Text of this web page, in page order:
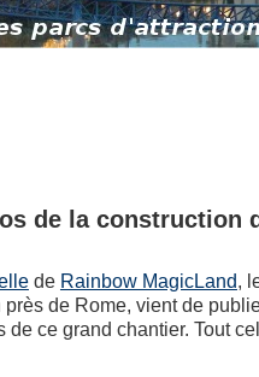
de la construction
de Rainbow MagicLand,
de Rome, vient de
ce grand chantier. Tout